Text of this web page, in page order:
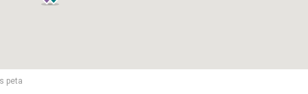
peta